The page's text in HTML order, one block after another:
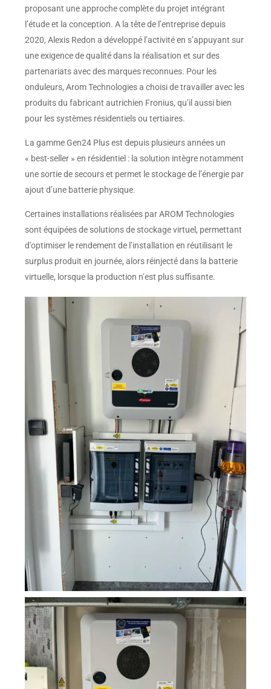
proposant une approche complète du projet intégrant
l’étude et la conception. A la tête de l’entreprise depuis
2020, Alexis Redon a développé l’activité en s’appuyant sur
une exigence de qualité dans la réalisation et sur des
partenariats avec des marques reconnues. Pour les
onduleurs, Arom Technologies a choisi de travailler avec les
produits du fabricant autrichien Fronius, qu’il aussi bien
pour les systèmes résidentiels ou tertiaires.
La gamme Gen24 Plus est depuis plusieurs années un
« best-seller » en résidentiel : la solution intègre notamment
une sortie de secours et permet le stockage de l’énergie par
ajout d’une batterie physique.
Certaines installations réalisées par AROM Technologies
sont équipées de solutions de stockage virtuel, permettant
d’optimiser le rendement de l’installation en réutilisant le
surplus produit en journée, alors réinjecté dans la batterie
virtuelle, lorsque la production n’est plus suffisante.